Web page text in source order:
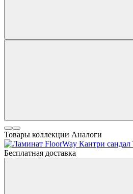
Товары коллекции Аналоги
Бесплатная доставка